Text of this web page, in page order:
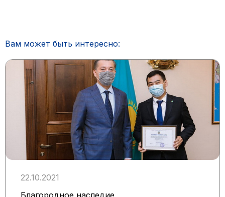
Вам может быть интересно:
22.10.2021
Благородное наследие